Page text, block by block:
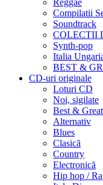
Reggae
Compilatii
Soundtrack
COLECTII
Synth-pop
Italia
BEST &
CD-uri originale
Loturi CD
Noi, sigilate
Best &
Alternativ
Blues
Clasică
Country
Electronică
Hip hop /